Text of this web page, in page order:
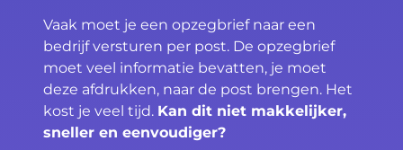
Vaak moet je een opzegbrief naar een
bedrijf versturen per post. De opzegbrief
moet veel informatie bevatten, je moet
deze afdrukken, naar de post brengen. Het
kost je veel tijd. Kan dit niet makkelijker,
sneller en eenvoudiger?